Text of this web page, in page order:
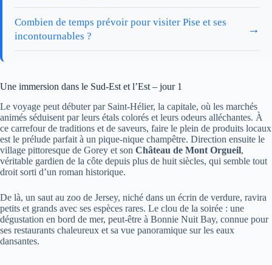
Combien de temps prévoir pour visiter Pise et ses
incontournables ?
→
Une immersion dans le Sud-Est et l’Est – jour 1
Le voyage peut débuter par Saint-Hélier, la capitale, où les marchés
animés séduisent par leurs étals colorés et leurs odeurs alléchantes. À
ce carrefour de traditions et de saveurs, faire le plein de produits locaux
est le prélude parfait à un pique-nique champêtre. Direction ensuite le
village pittoresque de Gorey et son Château de Mont Orgueil,
véritable gardien de la côte depuis plus de huit siècles, qui semble tout
droit sorti d’un roman historique.
De là, un saut au zoo de Jersey, niché dans un écrin de verdure, ravira
petits et grands avec ses espèces rares. Le clou de la soirée : une
dégustation en bord de mer, peut-être à Bonnie Nuit Bay, connue pour
ses restaurants chaleureux et sa vue panoramique sur les eaux
dansantes.